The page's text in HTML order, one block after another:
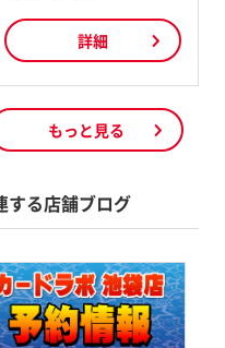
詳細
もっと見る
する店舗ブログ